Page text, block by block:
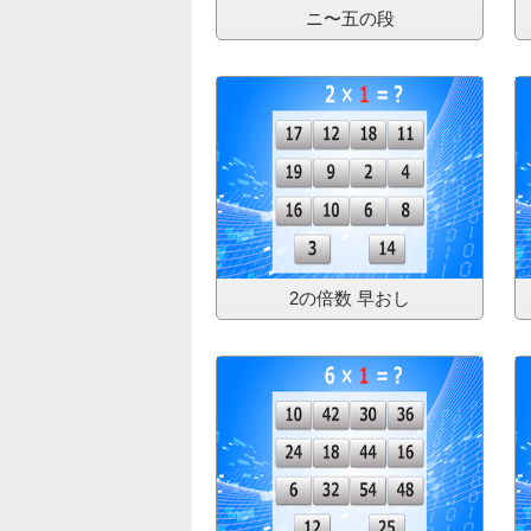
ニ〜五の段
2の倍数 早おし